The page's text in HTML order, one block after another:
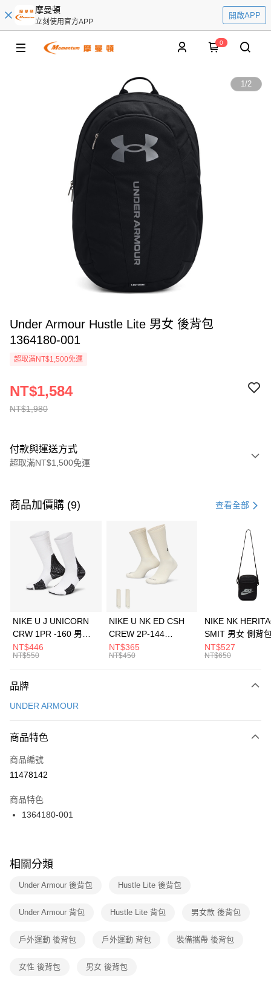
摩曼頓
立刻使用官方APP
開啟APP
0
1/2
Under Armour Hustle Lite 男女 後背包
1364180-001
超取滿NT$1,500免運
NT$1,980
NT$1,584
付款與運送方式
超取滿NT$1,500免運
信用卡一次付款
3 期 0 利率 每期 21家銀行
合作金庫商業銀行
第一商業銀行
華南商業銀行
彰化商業銀行
上海商業儲蓄銀行
元大商業銀行
台灣樂天信用卡公司
Apple Pay
全盈+PAY
AFTEE先享後付
【關於「AFTEE先享後付」】
便利好安心！
３．安心：先確認商品／服務後，再付款。
【「AFTEE先享後付」結帳流程】
１．於結帳方式選擇「AFTEE先享後付」後，將跳轉至「AFTEE先享後付」
２．訂單成立數日內，您將收到繳費通知簡訊。
３．收到繳費通知簡訊後14天內，點擊此簡訊中的連結，可透過四大超商／
ATM／網路銀行／等多元方式進行付款，方視為交易完成。
※ 交易是否成功請以「AFTEE先享後付 」之結帳頁面顯示為準，若有關於
是否繳費成功／繳費後需取消欲退款等相關疑問，請聯繫「AFTEE先享後付
客戶支援中心」https://netprotections.freshdesk.com/support/home
１．透過由恩沛科技股份有限公司提供之「AFTEE先享後付」服務完成之交
權轉讓予恩沛科技股份有限公司。
３．未成年的使用者請事先徵得法定代理人或監護人之同意方可使用
運送方式
每筆NT$100，滿NT$1,500(含以上)免運費
宅配
每筆NT$100，滿NT$1,500(含以上)免運費
付款後門市自取
每筆NT$100，滿NT$1,500(含以上)免運費
商品加價購 (9) 查看全部
NIKE U J UNICORN
CRW 1PR -160 男女
中統襪 FZ3393100
NT$446
NT$550
NIKE U NK ED CSH
CREW 2P-144
EMBRDY 男女 短統襪
FZ3073133
NT$365
NT$450
NIKE NK
SMIT 男女 側背
BA5871010
NT$527
NT$650
品牌
UNDER ARMOUR
商品特色
商品編號
11478142
商品特色
1364180-001
相關分類
Under Armour 後背包 Hustle Lite 後背包
Under Armour 背包 Hustle Lite 背包 男女款 後背包
戶外運動 後背包 戶外運動 背包 裝備攜帶 後背包
女性 後背包 男女 後背包